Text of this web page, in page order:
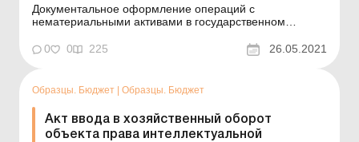
Документальное оформление операций с
нематериальными активами в государственном
объекта права интеллектуальной собственности в
составе нематериальных активов. Типовая форма №
0 0 225 26.05.2021
Образцы. Бюджет Образцы. Бюджет
Акт ввода в хозяйственный оборот
объекта права интеллектуальной